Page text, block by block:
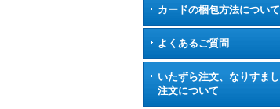
カードの梱包方法について
よくあるご質問
いたずら注文、なりすまし
注文について